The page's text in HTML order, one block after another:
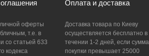
оферты
т.е. в
со статьей 633
кодекса
Оплата и доставка
Доставка товара по Киеву
осуществляется бесплатно в
течении 1-2 дней, если сумма
покупки превышает 25000